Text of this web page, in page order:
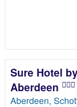
Sure Hotel
Aberdeen
Aberdeen,